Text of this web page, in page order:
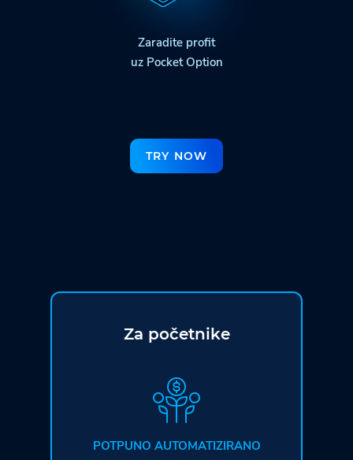
Zaradite profit
uz Pocket Option
TRY NOW
Za početnike
POTPUNO AUTOMATIZIRANO